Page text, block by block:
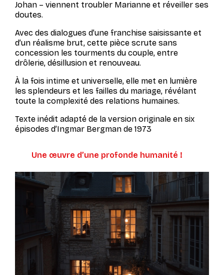
Johan – viennent troubler Marianne et réveiller ses
doutes.
Avec des dialogues d’une franchise saisissante et
d’un réalisme brut, cette pièce scrute sans
concession les tourments du couple, entre
drôlerie, désillusion et renouveau.
À la fois intime et universelle, elle met en lumière
les splendeurs et les failles du mariage, révélant
toute la complexité des relations humaines.
Texte inédit adapté de la version originale en six
épisodes d’Ingmar Bergman de 1973
Une œuvre d’une profonde humanité !